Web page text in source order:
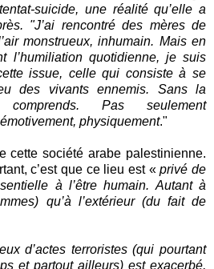
suicide, une réalité qu’elle a
"J’ai rencontré des mères de
monstrueux, inhumain. Mais en
l’humiliation quotidienne, je suis
issue, celle qui consiste à se
des vivants ennemis. Sans la
Pas seulement
physiquement."
cette société arabe palestinienne.
c’est que ce lieu est «privé de
à l’être humain. Autant à
qu’à l’extérieur (du fait de
d’actes terroristes (qui pourtant
et partout ailleurs) est exacerbé,